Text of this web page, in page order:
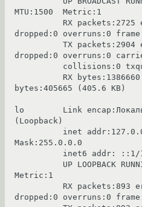
MTU:1500  Metric:1
dropped:0 overruns:0
dropped:0 overruns:0
bytes:405665 (405.6 KB)
lo        Link
(Loopback)
Mask:255.0.0.0
inet6 addr:
Metric:1
dropped:0 overruns:0